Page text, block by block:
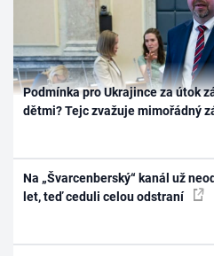
Podmínka pro Ukrajince za útok
dětmi? Tejc zvažuje mimořádný
Na „Švarcenberský“ kanál už
let, teď ceduli celou odstraní